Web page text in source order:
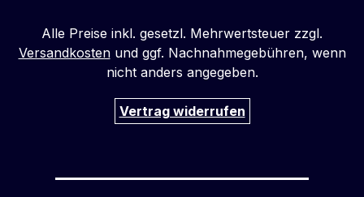
Alle Preise inkl. gesetzl. Mehrwertsteuer zzgl.
Versandkostenund ggf. Nachnahmegebühren, wenn
nicht anders angegeben.
Vertrag widerrufen